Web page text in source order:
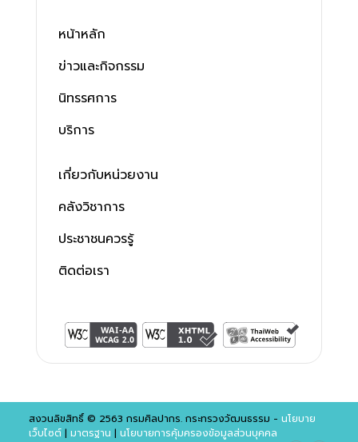
หน้าหลัก
ข่าวและกิจกรรม
นิทรรศการ
บริการ
เกี่ยวกับหน่วยงาน
คลังวิชาการ
ประชาชนควรรู้
ติดต่อเรา
สงวนลิขสิทธิ์ © 2563 กรมศิลปากร. กระทรวงวัฒนธรรม - นโยบาย
เว็บไซต์| มาตรฐาน | นโยบายการคุ้มครองข้อมูลส่วนบุคคล